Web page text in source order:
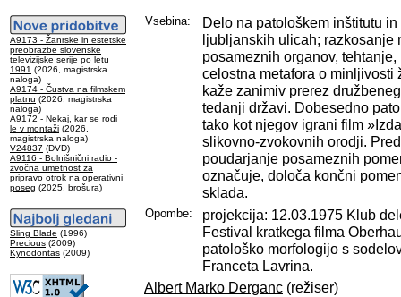
A9173 - Žanrske in estetske
preobrazbe slovenske
televizijske serije po letu
1991 (2026, magistrska
naloga)
A9174 - Čustva na filmskem
platnu (2026, magistrska
naloga)
A9172 - Nekaj, kar se rodi
le v montaži (2026,
magistrska naloga)
V24837 (DVD)
A9116 - Bolnišnični radio -
zvočna umetnost za
pripravo otrok na operativni
poseg (2025, brošura)
Sling Blade (1996)
Precious (2009)
Kynodontas (2009)
Vsebina:
Delo na patološkem inštitutu
ljubljanskih ulicah; razkosanje
posameznih organov,
celostna metafora o
kaže zanimiv prerez
tedanji državi. Dobesedno
tako kot njegov igrani film
slikovno-zvokovnih orodji.
poudarjanje posameznih
označuje, določa končni
sklada.
Opombe:
projekcija: 12.03.1975 Klub
Festival kratkega filma
patološko morfologijo s
Franceta Lavrina.
Albert Marko Derganc (režiser)